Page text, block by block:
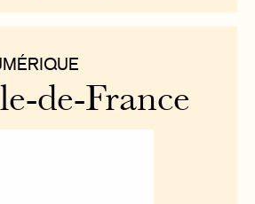
de-France